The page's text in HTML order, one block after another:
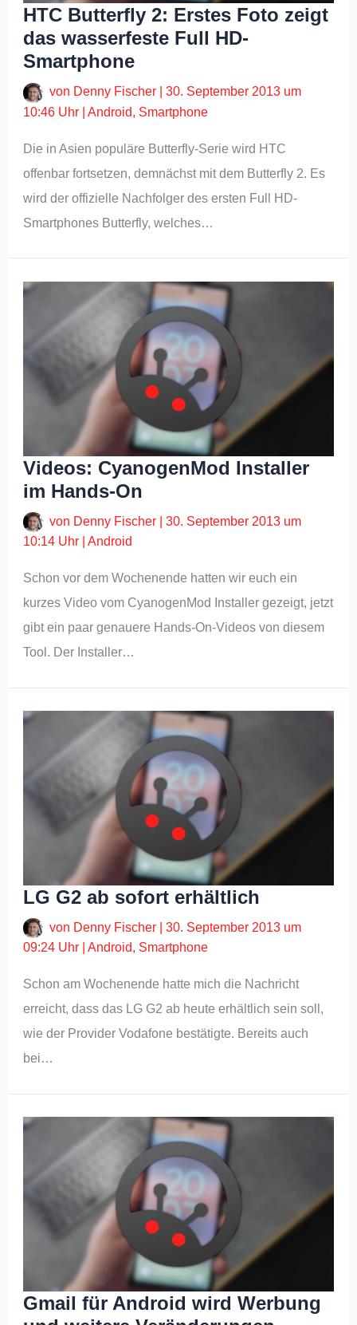
HTC Butterfly 2: Erstes Foto zeigt
das wasserfeste Full HD-
Smartphone
von Denny Fischer |30. September 2013 um
10:46 Uhr |Android, Smartphone
Die in Asien populäre Butterfly-Serie wird HTC
offenbar fortsetzen, demnächst mit dem Butterfly 2. Es
wird der offizielle Nachfolger des ersten Full HD-
Smartphones Butterfly, welches…
Videos: CyanogenMod Installer
im Hands-On
von Denny Fischer |30. September 2013 um
10:14 Uhr |Android
Schon vor dem Wochenende hatten wir euch ein
kurzes Video vom CyanogenMod Installer gezeigt, jetzt
gibt ein paar genauere Hands-On-Videos von diesem
Tool. Der Installer…
LG G2 ab sofort erhältlich
von Denny Fischer |30. September 2013 um
09:24 Uhr |Android, Smartphone
Schon am Wochenende hatte mich die Nachricht
erreicht, dass das LG G2 ab heute erhältlich sein soll,
wie der Provider Vodafone bestätigte. Bereits auch
bei…
Gmail für Android wird Werbung